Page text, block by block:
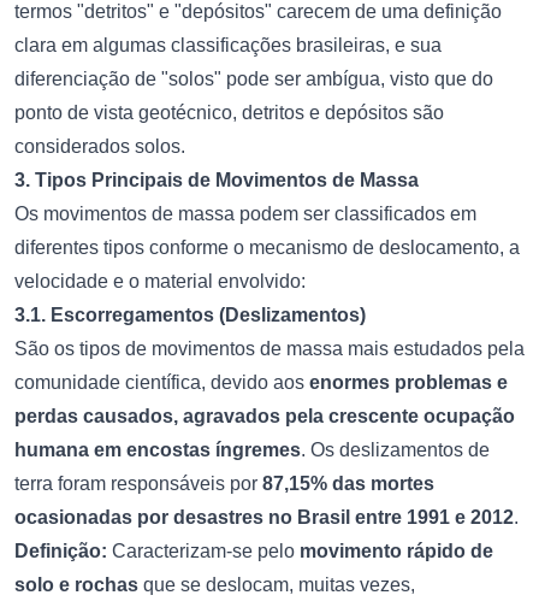
termos "detritos" e "depósitos" carecem de uma definição
clara em algumas classificações brasileiras, e sua
diferenciação de "solos" pode ser ambígua, visto que do
ponto de vista geotécnico, detritos e depósitos são
considerados solos.
3. Tipos Principais de Movimentos de Massa
Os movimentos de massa podem ser classificados em
diferentes tipos conforme o mecanismo de deslocamento, a
velocidade e o material envolvido:
3.1. Escorregamentos (Deslizamentos)
São os tipos de movimentos de massa mais estudados pela
comunidade científica, devido aos enormes problemas e
perdas causados, agravados pela crescente ocupação
humana em encostas íngremes. Os deslizamentos de
terra foram responsáveis por 87,15% das mortes
ocasionadas por desastres no Brasil entre 1991 e 2012.
Definição: Caracterizam-se pelo movimento rápido de
solo e rochas que se deslocam, muitas vezes,